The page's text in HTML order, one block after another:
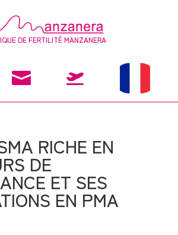
DE FERTILITÉ MANZANERA
 
RICHE EN
DE
ET SES
EN PMA